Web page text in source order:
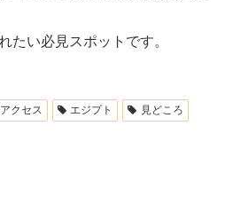
たい必見スポットです。
アクセス エジプト 見どころ